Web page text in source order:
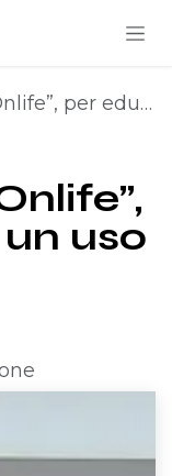
uso del web più consapevole
uso